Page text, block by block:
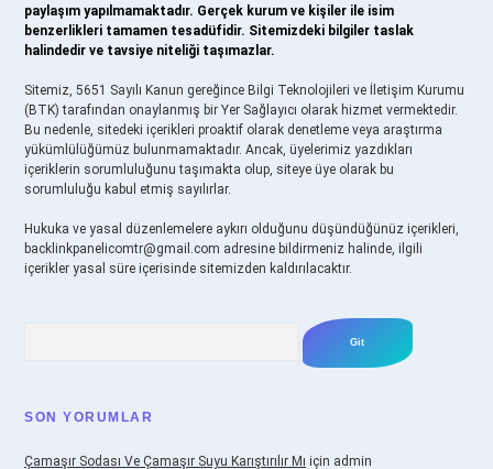
paylaşım yapılmamaktadır. Gerçek kurum ve kişiler ile isim
benzerlikleri tamamen tesadüfidir. Sitemizdeki bilgiler taslak
halindedir ve tavsiye niteliği taşımazlar.
Sitemiz, 5651 Sayılı Kanun gereğince Bilgi Teknolojileri ve İletişim Kurumu
(BTK) tarafından onaylanmış bir Yer Sağlayıcı olarak hizmet vermektedir.
Bu nedenle, sitedeki içerikleri proaktif olarak denetleme veya araştırma
yükümlülüğümüz bulunmamaktadır. Ancak, üyelerimiz yazdıkları
içeriklerin sorumluluğunu taşımakta olup, siteye üye olarak bu
sorumluluğu kabul etmiş sayılırlar.
Hukuka ve yasal düzenlemelere aykırı olduğunu düşündüğünüz içerikleri,
backlinkpanelicomtr@gmail.com adresine bildirmeniz halinde, ilgili
içerikler yasal süre içerisinde sitemizden kaldırılacaktır.
SON YORUMLAR
Çamaşır Sodası Ve Çamaşır Suyu Karıştırılır Mı için admin